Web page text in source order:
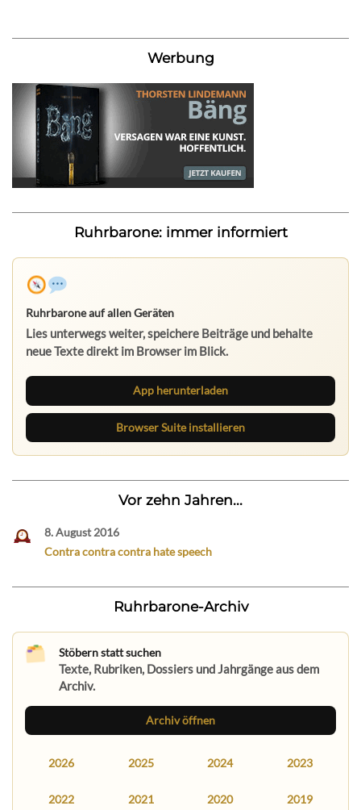
Werbung
Ruhrbarone: immer informiert
Ruhrbarone auf allen Geräten
Lies unterwegs weiter, speichere Beiträge und behalte
neue Texte direkt im Browser im Blick.
App herunterladen
Browser Suite installieren
Vor zehn Jahren...
8. August 2016
Contra contra contra hate speech
Ruhrbarone-Archiv
Stöbern statt suchen
Texte, Rubriken, Dossiers und Jahrgänge aus dem
Archiv.
Archiv öffnen
2026 2025 2024 2023
2022 2021 2020 2019